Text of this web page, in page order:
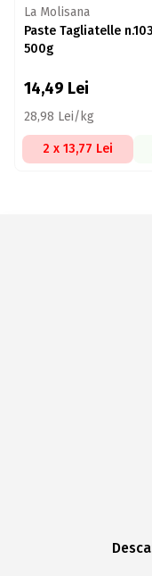
La Molisana
Paste Tagliatelle
500g
14,49 Lei
28,98 Lei/kg
2 x 13,77 Lei